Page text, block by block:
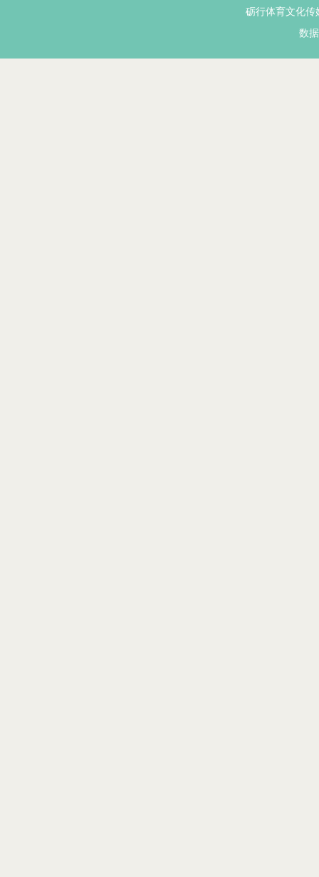
砺行体育文化传
数